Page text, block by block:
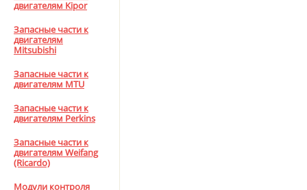
двигателям Kipor
Запасные части к
двигателям
Mitsubishi
Запасные части к
двигателям MTU
Запасные части к
двигателям Perkins
Запасные части к
двигателям Weifang
(Ricardo)
Модули контроля